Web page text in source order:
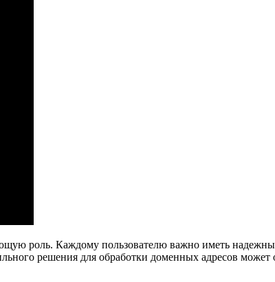
роль. Каждому пользователю важно иметь
решения для обработки доменных адресов может